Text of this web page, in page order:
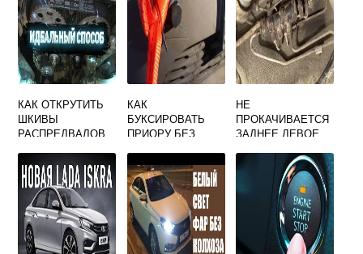
КАК ОТКРУТИТЬ
ШКИВЫ
РАСПРЕДВАЛОВ
КЛАПАНОВ
КАК
БУКСИРОВАТЬ
ПРИОРУ БЕЗ
БАМПЕРОМ
НЕ
ПРОКАЧИВАЕТСЯ
ЗАДНЕЕ ЛЕВОЕ